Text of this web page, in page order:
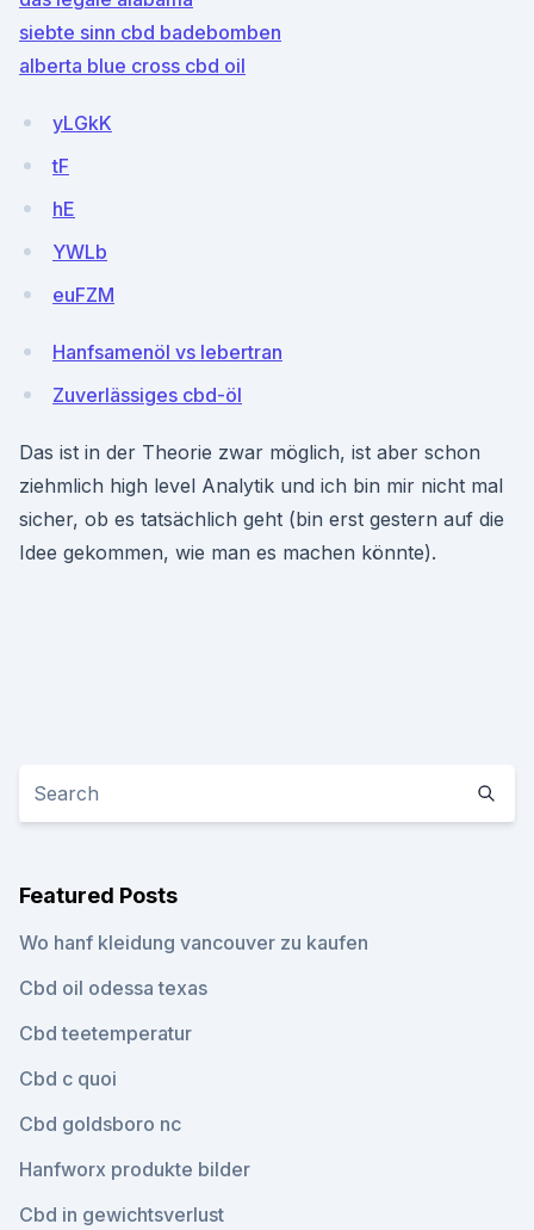
siebte sinn cbd badebomben
alberta blue cross cbd oil
yLGkK
tF
hE
YWLb
euFZM
Hanfsamenöl vs lebertran
Zuverlässiges cbd-öl
Das ist in der Theorie zwar möglich, ist aber schon
ziehmlich high level Analytik und ich bin mir nicht mal
sicher, ob es tatsächlich geht (bin erst gestern auf die
Idee gekommen, wie man es machen könnte).
Featured Posts
Wo hanf kleidung vancouver zu kaufen
Cbd oil odessa texas
Cbd teetemperatur
Cbd c quoi
Cbd goldsboro nc
Hanfworx produkte bilder
Cbd in gewichtsverlust